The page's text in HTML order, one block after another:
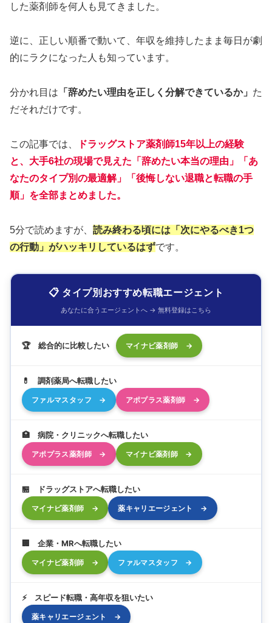
した薬剤師を何人も見てきました。
逆に、正しい順番で動いて、年収を維持したまま毎日が劇
的にラクになった人も知っています。
分かれ目は 「辞めたい理由を正しく分解できているか」 た
だそれだけです。
この記事では、
ドラッグストア薬剤師15年以上の経験
と、大手6社の現場で見えた「辞めたい本当の理由」「あ
なたのタイプ別の最適解」「後悔しない退職と転職の手
順」を全部まとめました。
5分で読めますが、 読み終わる頃には「次にやるべき1つ
の行動」がハッキリしているはずです。
📋 タイプ別おすすめ転職エージェント
あなたに合うエージェントへ → 無料登録はこちら
🏆 総合的に比較したい マイナビ薬剤師 →
💊 調剤薬局へ転職したい
ファルマスタッフ → アポプラス薬剤師 →
🏥 病院・クリニックへ転職したい
アポプラス薬剤師 → マイナビ薬剤師 →
🏪 ドラッグストアへ転職したい
マイナビ薬剤師 → 薬キャリエージェント →
🏢 企業・MRへ転職したい
マイナビ薬剤師 → ファルマスタッフ →
⚡ スピード転職・高年収を狙いたい
薬キャリエージェント →